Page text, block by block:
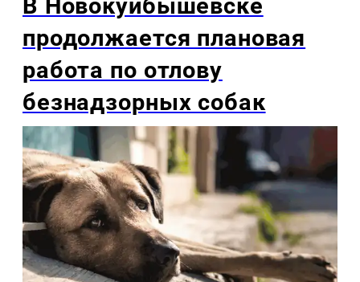
В Новокуйбышевске
продолжается плановая
работа по отлову
безнадзорных собак